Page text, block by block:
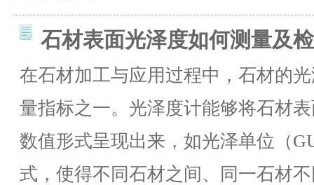
石材表面光泽度如何测量及
在石材加工与应用过程中，石材的
量指标之一。光泽度计能够将石材
数值形式呈现出来，如光泽单位（
式，使得不同石材之间、同一石材